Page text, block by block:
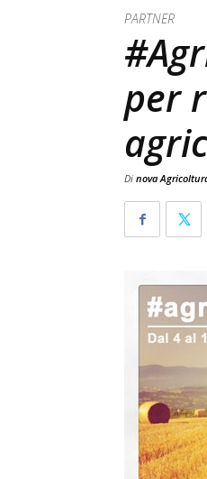
PARTNER
per
Di nova